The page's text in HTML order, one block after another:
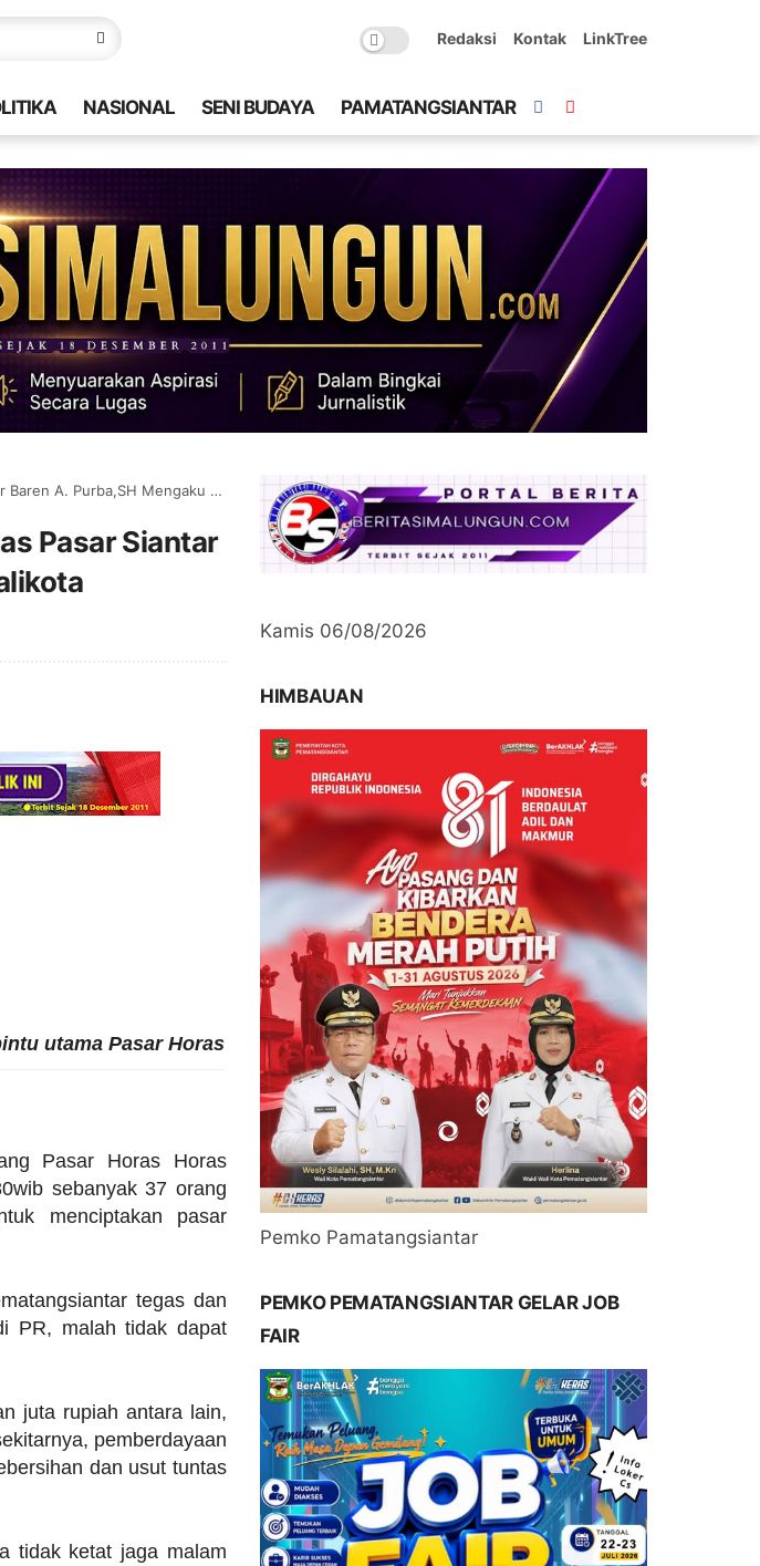
Redaksi Kontak LinkTree
NASIONAL SENI BUDAYA PAMATANGSIANTAR
Mengaku Sebagai Wakil Walikota
Pasar Siantar
utama Pasar Horas
Pasar Horas Horas
sebanyak 37 orang
menciptakan pasar
tegas dan
PR, malah tidak dapat
juta rupiah antara lain,
pemberdayaan
dan usut tuntas
tidak ketat jaga malam
Kamis 06/08/2026
HIMBAUAN
Pemko Pamatangsiantar
PEMKO PEMATANGSIANTAR GELAR JOB
FAIR